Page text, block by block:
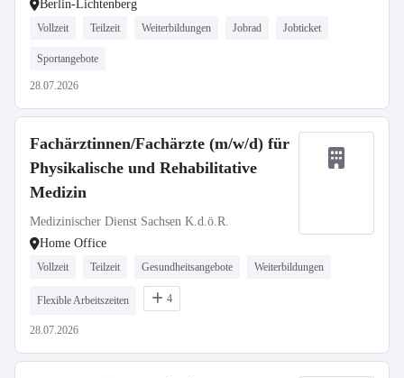
Berlin-Lichtenberg
Vollzeit Teilzeit Weiterbildungen Jobrad Jobticket
Sportangebote
28.07.2026
Fachärztinnen/Fachärzte (m/w/d) für
Physikalische und Rehabilitative
Medizin
Medizinischer Dienst Sachsen K.d.ö.R.
Home Office
Vollzeit Teilzeit Gesundheitsangebote Weiterbildungen
Flexible Arbeitszeiten 4
28.07.2026